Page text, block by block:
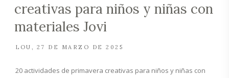
creativas para niños y niñas con
materiales Jovi
LOU 27 DE MARZO DE 2025
20 actividades de primavera creativas para niños y niñas con